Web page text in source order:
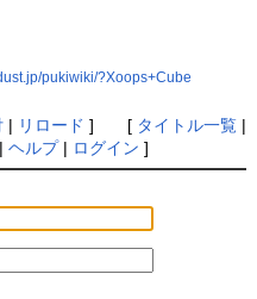
pukiwiki/?Xoops+Cube
| リロード ] [ タイトル一覧|
ヘルプ| ログイン ]